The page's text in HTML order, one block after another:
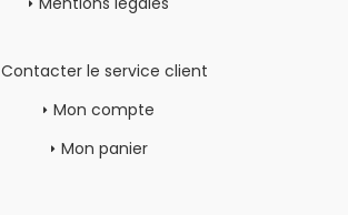
Contacter le service client
Mon compte
Mon panier